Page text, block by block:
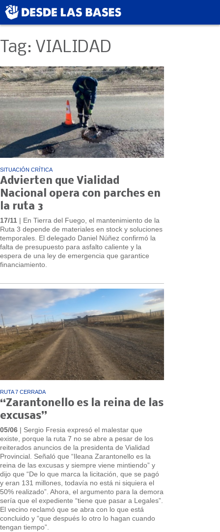
Tag: VIALIDAD
SITUACIÓN CRÍTICA
Advierten que Vialidad
Nacional opera con parches en
la ruta 3
17/11 | En Tierra del Fuego, el mantenimiento de la
Ruta 3 depende de materiales en stock y soluciones
temporales. El delegado Daniel Núñez confirmó la
falta de presupuesto para asfalto caliente y la
espera de una ley de emergencia que garantice
financiamiento.
RUTA 7 CERRADA
“Zarantonello es la reina de las
excusas”
05/06 | Sergio Fresia expresó el malestar que
existe, porque la ruta 7 no se abre a pesar de los
reiterados anuncios de la presidenta de Vialidad
Provincial. Señaló que “Ileana Zarantonello es la
reina de las excusas y siempre viene mintiendo” y
dijo que “De lo que marca la licitación, que se pagó
y eran 131 millones, todavía no está ni siquiera el
50% realizado”. Ahora, el argumento para la demora
sería que el expediente “tiene que pasar a Legales”.
El vecino reclamó que se abra con lo que está
concluido y “que después lo otro lo hagan cuando
tengan tiempo”.